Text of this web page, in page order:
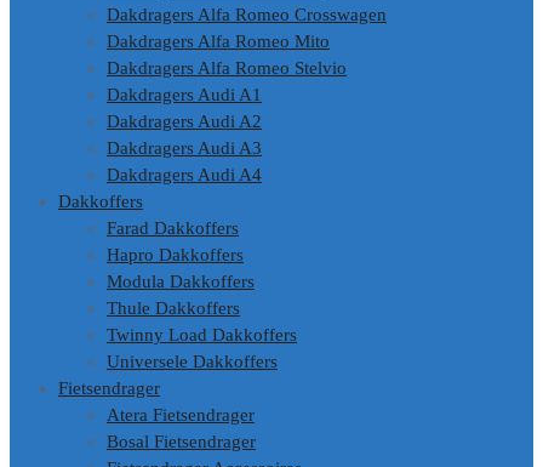
Dakdragers Alfa Romeo Crosswagen
Dakdragers Alfa Romeo Mito
Dakdragers Alfa Romeo Stelvio
Dakdragers Audi A1
Dakdragers Audi A2
Dakdragers Audi A3
Dakdragers Audi A4
Dakkoffers
Farad Dakkoffers
Hapro Dakkoffers
Modula Dakkoffers
Thule Dakkoffers
Twinny Load Dakkoffers
Universele Dakkoffers
Fietsendrager
Atera Fietsendrager
Bosal Fietsendrager